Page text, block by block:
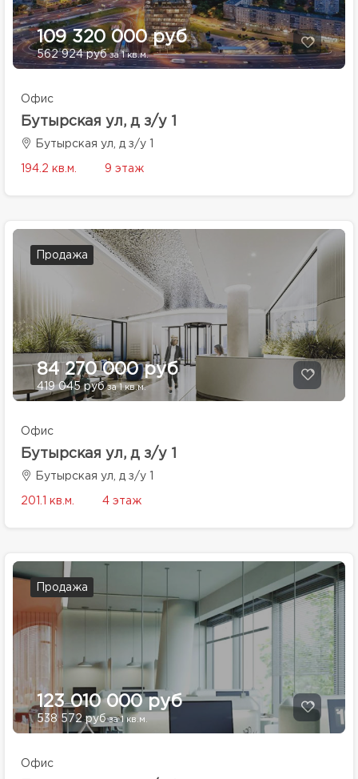
109 320 000 руб
562 924 рубза 1 кв.м.
Офис
Бутырская ул, д з/у 1
Бутырская ул, д з/у 1
194.2 кв.м. 9 этаж
Продажа
84 270 000 руб
419 045 рубза 1 кв.м.
Офис
Бутырская ул, д з/у 1
Бутырская ул, д з/у 1
201.1 кв.м. 4 этаж
Продажа
123 010 000 руб
538 572 рубза 1 кв.м.
Офис